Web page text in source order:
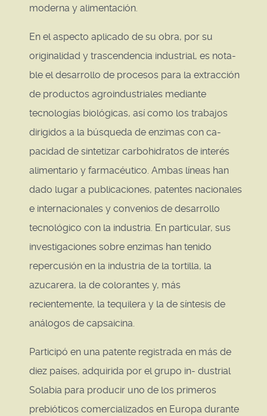
moderna y alimentación.
En el aspecto aplicado de su obra, por su
originalidad y trascendencia industrial, es nota-
ble el desarrollo de procesos para la extracción
de productos agroindustriales mediante
tecnologías biológicas, así como los trabajos
dirigidos a la búsqueda de enzimas con ca-
pacidad de sintetizar carbohidratos de interés
alimentario y farmacéutico. Ambas líneas han
dado lugar a publicaciones, patentes nacionales
e internacionales y convenios de desarrollo
tecnológico con la industria. En particular, sus
investigaciones sobre enzimas han tenido
repercusión en la industria de la tortilla, la
azucarera, la de colorantes y, más
recientemente, la tequilera y la de síntesis de
análogos de capsaicina.
Participó en una patente registrada en más de
diez países, adquirida por el grupo in- dustrial
Solabia para producir uno de los primeros
prebióticos comercializados en Europa durante